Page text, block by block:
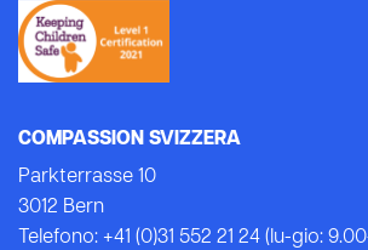
COMPASSION SVIZZERA
Parkterrasse 10
3012 Bern
Telefono: +41 (0)31 552 21 24 (lu-gio: